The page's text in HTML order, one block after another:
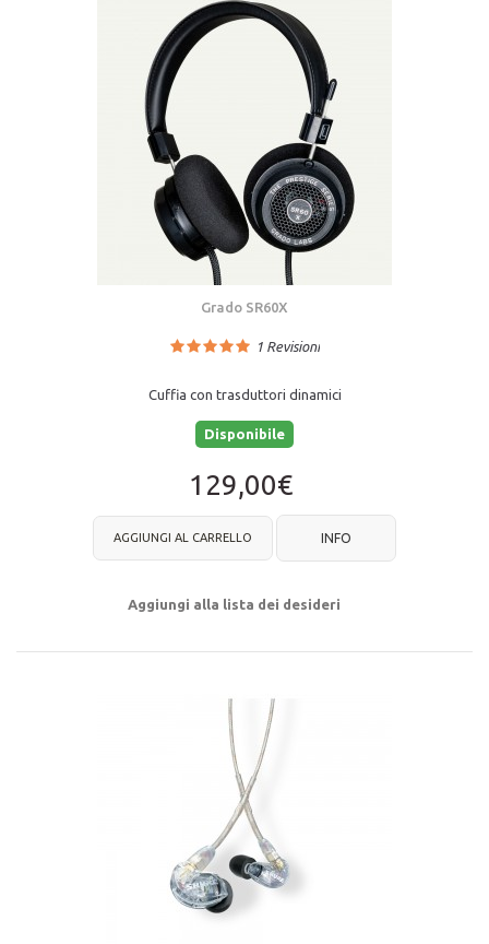
Grado SR60X
1Revisioni
Cuffia con trasduttori dinamici
Disponibile
129,00€
AGGIUNGI AL CARRELLO INFO
Aggiungi alla lista dei desideri